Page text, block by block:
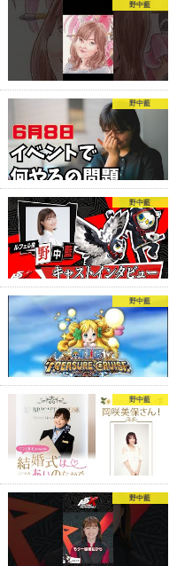
野中藍
野中藍
野中藍
野中藍
野中藍
野中藍